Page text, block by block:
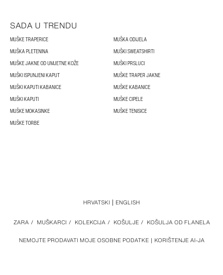
SADA U TRENDU
MUŠKE TRAPERICE
MUŠKA ODIJELA
MUŠKA PLETENINA
MUŠKI SWEATSHIRTI
MUŠKE JAKNE OD UMJETNE KOŽE
MUŠKI PRSLUCI
MUŠKI ISPUNJENI KAPUT
MUŠKE TRAPER JAKNE
MUŠKI KAPUTI KABANICE
MUŠKE KABANICE
MUŠKI KAPUTI
MUŠKE CIPELE
MUŠKE MOKASINKE
MUŠKE TENISICE
MUŠKE TORBE
NEMOJTE PRODAVATI MOJE OSOBNE PODATKE KORIŠTENJE AI-JA
ZARA / MUŠKARCI / KOLEKCIJA / KOŠULJE / KOŠULJA OD FLANELA
HRVATSKI ENGLISH